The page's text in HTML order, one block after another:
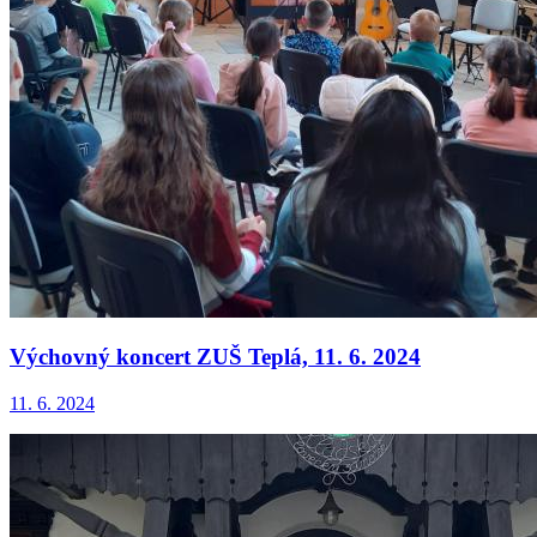
Výchovný koncert ZUŠ Teplá, 11. 6. 2024
11. 6. 2024